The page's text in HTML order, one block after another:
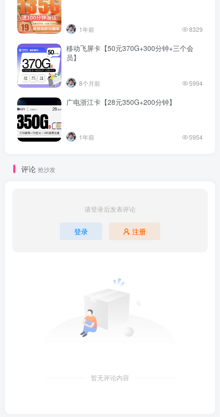
1年前 8329
移动飞屏卡【50元370G+300分钟+三个会
员】
8个月前 5994
广电浙江卡【28元350G+200分钟】
1年前 5954
评论 抢沙发
请登录后发表评论
登录 注册
暂无评论内容